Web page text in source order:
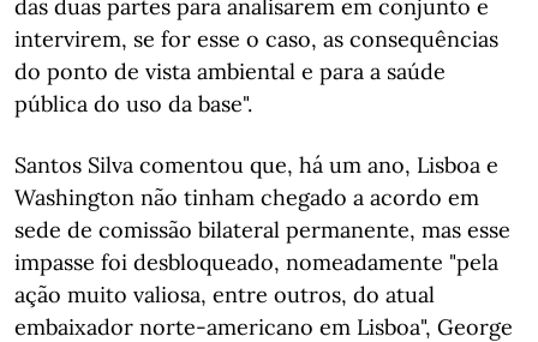
das duas partes para analisarem em conjunto e
intervirem, se for esse o caso, as consequências
do ponto de vista ambiental e para a saúde
pública do uso da base".
Santos Silva comentou que, há um ano, Lisboa e
Washington não tinham chegado a acordo em
sede de comissão bilateral permanente, mas esse
impasse foi desbloqueado, nomeadamente "pela
ação muito valiosa, entre outros, do atual
embaixador norte-americano em Lisboa", George